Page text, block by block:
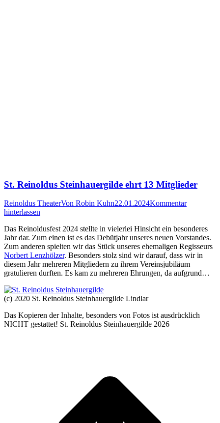
St. Reinoldus Steinhauergilde ehrt 13 Mitglieder
Reinoldus TheaterVon Robin Kuhn22.01.2024Kommentar
hinterlassen
Das Reinoldusfest 2024 stellte in vielerlei Hinsicht ein besonderes
Jahr dar. Zum einen ist es das Debütjahr unseres neuen Vorstandes.
Zum anderen spielten wir das Stück unseres ehemaligen Regisseurs
Norbert Lenzhölzer. Besonders stolz sind wir darauf, dass wir in
diesem Jahr mehreren Mitgliedern zu ihrem Vereinsjubiläum
gratulieren durften. Es kam zu mehreren Ehrungen, da aufgrund…
(c) 2020 St. Reinoldus Steinhauergilde Lindlar
Das Kopieren der Inhalte, besonders von Fotos ist ausdrücklich
NICHT gestattet! St. Reinoldus Steinhauergilde 2026